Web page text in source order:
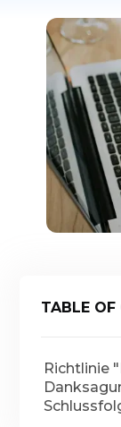
TABLE OF
Richtlinie